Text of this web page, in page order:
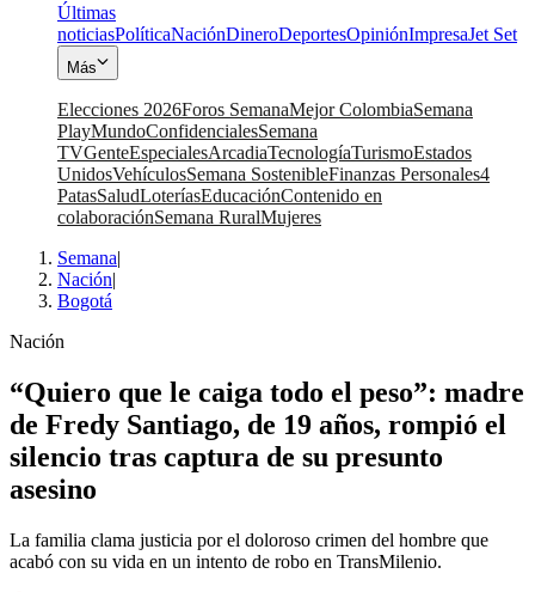
Últimas
noticiasPolíticaNaciónDineroDeportesOpiniónImpresaJet Set
Más
Elecciones 2026Foros SemanaMejor ColombiaSemana
PlayMundoConfidencialesSemana
TVGenteEspecialesArcadiaTecnologíaTurismoEstados
UnidosVehículosSemana SostenibleFinanzas Personales4
PatasSaludLoteríasEducaciónContenido en
colaboraciónSemana RuralMujeres
Semana|
Nación|
Bogotá
Nación
“Quiero que le caiga todo el peso”: madre
de Fredy Santiago, de 19 años, rompió el
silencio tras captura de su presunto
asesino
La familia clama justicia por el doloroso crimen del hombre que
acabó con su vida en un intento de robo en TransMilenio.